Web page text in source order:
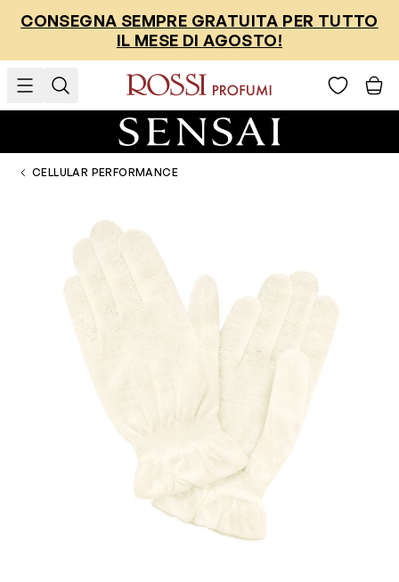
CONSEGNA SEMPRE GRATUITA PER TUTTO
IL MESE DI AGOSTO!
CELLULAR PERFORMANCE